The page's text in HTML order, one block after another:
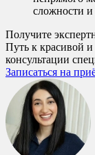
сложности и
Получите
Путь к красивой и
консультации
Записаться на